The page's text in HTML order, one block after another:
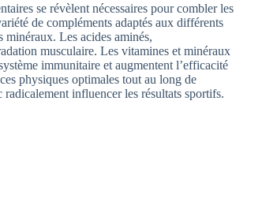
se révèlent nécessaires pour combler les
de compléments adaptés aux différents
minéraux. Les acides aminés,
musculaire. Les vitamines et minéraux
immunitaire et augmentent l’efficacité
physiques optimales tout au long de
influencer les résultats sportifs.